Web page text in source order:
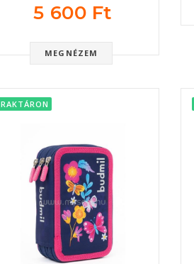
5 600 Ft
MEGNÉZEM
RAKTÁRON